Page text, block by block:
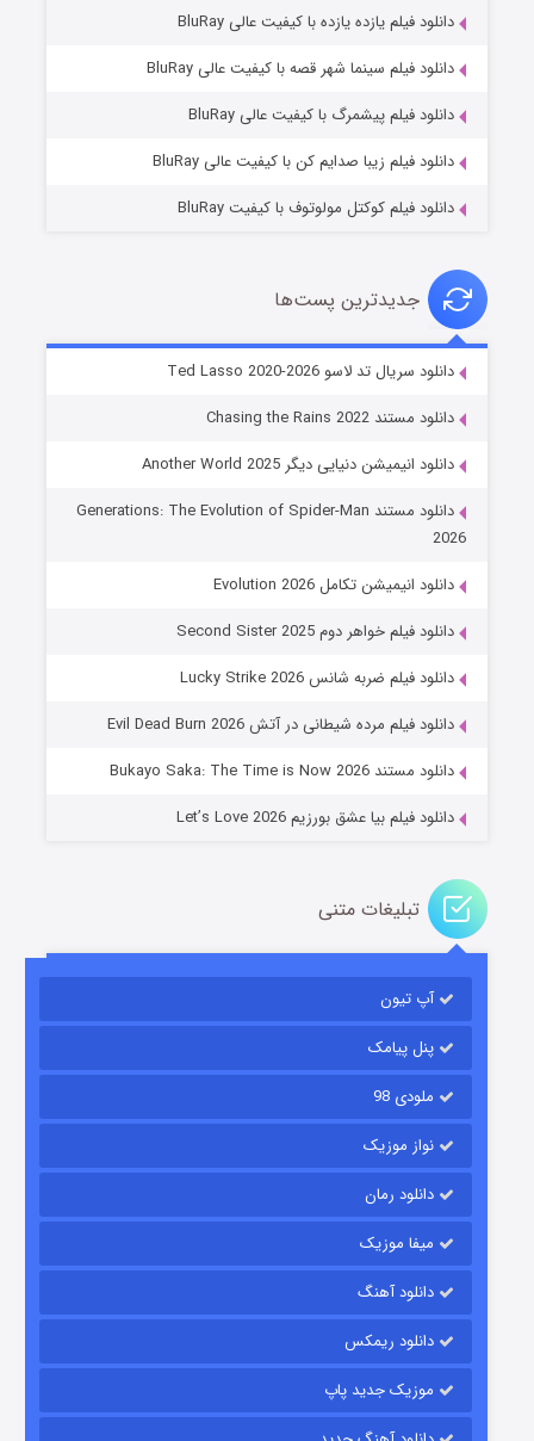
خاندان اژدها فصل ۳
جادوگری در مغولستان
باب اسفنجی فصل ۱۷
قسمت۶ (زیرنویس) منتشر شد
قسمت۱۵ (دوبله) منتشر شد
دانلود فیلم یازده یازده با کیفیت عالی BluRay
دانلود فیلم سینما شهر قصه با کیفیت عالی BluRay
دانلود فیلم پیشمرگ با کیفیت عالی BluRay
دانلود فیلم زیبا صدایم کن با کیفیت عالی BluRay
دانلود فیلم کوکتل مولوتوف با کیفیت BluRay
جدیدترین پست‌ها
دانلود سریال تد لاسو Ted Lasso 2020-2026
دانلود مستند Chasing the Rains 2022
دانلود انیمیشن دنیایی دیگر Another World 2025
دانلود مستند Generations: The Evolution of Spider-Man
2026
دانلود انیمیشن تکامل Evolution 2026
دانلود فیلم خواهر دوم Second Sister 2025
دانلود فیلم ضربه شانس Lucky Strike 2026
دانلود فیلم مرده شیطانی در آتش Evil Dead Burn 2026
دانلود مستند Bukayo Saka: The Time is Now 2026
دانلود فیلم بیا عشق بورزیم Let’s Love 2026
تبلیغات متنی
آپ تیون
پنل پیامک
ملودی 98
نواز موزیک
دانلود رمان
میفا موزیک
دانلود آهنگ
دانلود ریمکس
موزیک جدید پاپ